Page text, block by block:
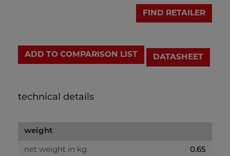
FIND RETAILER
ADD TO COMPARISON LIST DATASHEET
technical details
weight
net weight in kg 0.65